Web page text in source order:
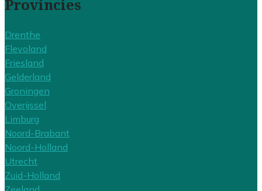
Provincies
Drenthe
Flevoland
Friesland
Gelderland
Groningen
Overijssel
Limburg
Noord-Brabant
Noord-Holland
Utrecht
Zuid-Holland